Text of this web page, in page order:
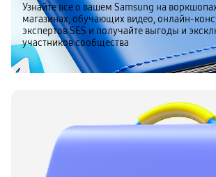
Узнайте все о вашем Samsung на
магазинах, обучающих видео, онлайн-
экспертов SES и получайте выгоды и
участников сообщества